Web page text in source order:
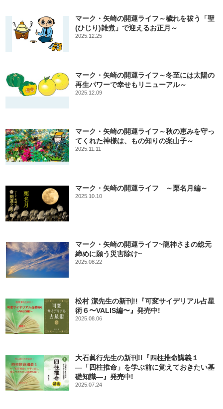
マーク・矢崎の開運ライフ～穢れを祓う「聖
(ひじり)雑煮」で迎えるお正月～
2025.12.25
マーク・矢崎の開運ライフ～冬至には太陽の
再生パワーで幸せもリニューアル～
2025.12.09
マーク・矢崎の開運ライフ～秋の恵みを守っ
てくれた神様は、もの知りの案山子～
2025.11.11
マーク・矢崎の開運ライフ ～栗名月編～
2025.10.10
マーク・矢崎の開運ライフ~龍神さまの総元
締めに願う災害除け~
2025.08.22
松村 潔先生の新刊!!『可変サイデリアル占星
術６〜VALIS編〜』発売中!
2025.08.06
大石眞行先生の新刊!!『四柱推命講義１
―「四柱推命」を学ぶ前に覚えておきたい基
礎知識―』発売中!
2025.07.24